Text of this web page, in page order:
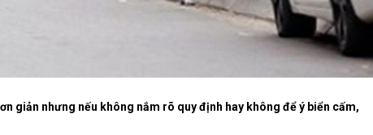
giản nhưng nếu không nắm rõ quy định hay không để ý biển cấm,